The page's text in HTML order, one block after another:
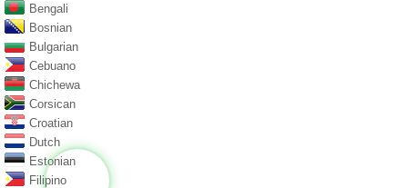
Bengali
Bosnian
Bulgarian
Cebuano
Chichewa
Corsican
Croatian
Dutch
Estonian
Filipino